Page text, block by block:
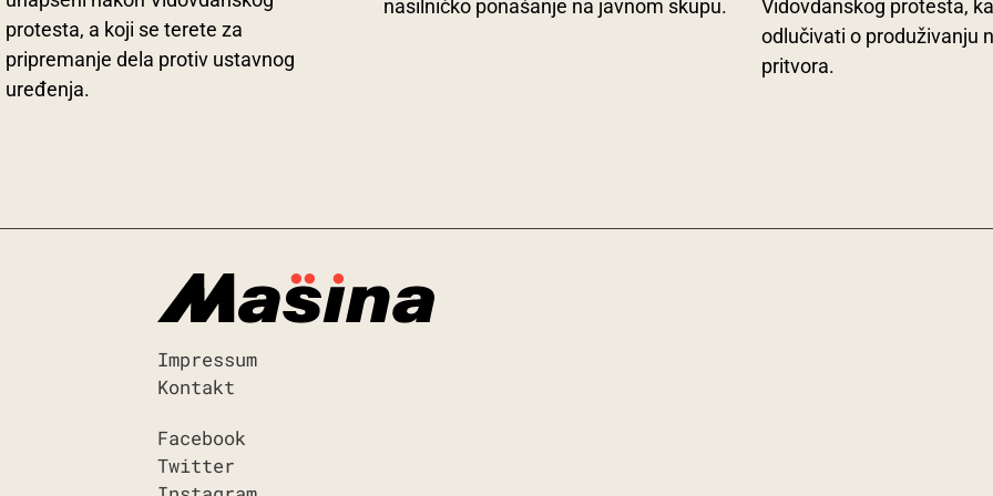
protesta, a koji se terete za
pripremanje dela protiv ustavnog
uređenja.
nasilničko ponašanje na javnom skupu.
Vidovdanskog protesta,
odlučivati o produživanju
pritvora.
Impressum
Kontakt
Facebook
Twitter